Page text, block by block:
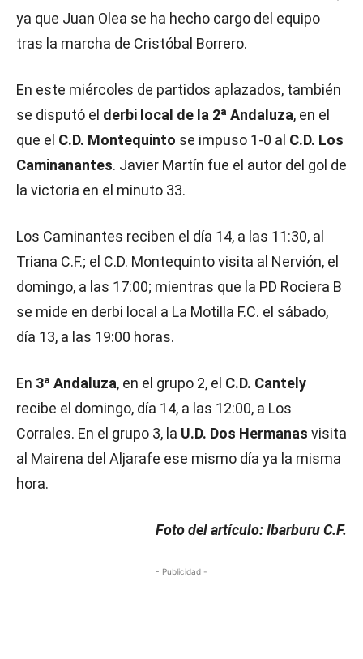
ya que Juan Olea se ha hecho cargo del equipo
tras la marcha de Cristóbal Borrero.
En este miércoles de partidos aplazados, también
se disputó el derbi local de la 2ª Andaluza, en el
que el C.D. Montequinto se impuso 1-0 al C.D. Los
Caminanantes. Javier Martín fue el autor del gol de
la victoria en el minuto 33.
Los Caminantes reciben el día 14, a las 11:30, al
Triana C.F.; el C.D. Montequinto visita al Nervión, el
domingo, a las 17:00; mientras que la PD Rociera B
se mide en derbi local a La Motilla F.C. el sábado,
día 13, a las 19:00 horas.
En 3ª Andaluza, en el grupo 2, el C.D. Cantely
recibe el domingo, día 14, a las 12:00, a Los
Corrales. En el grupo 3, la U.D. Dos Hermanas visita
al Mairena del Aljarafe ese mismo día ya la misma
hora.
Foto del artículo: Ibarburu C.F.
- Publicidad -